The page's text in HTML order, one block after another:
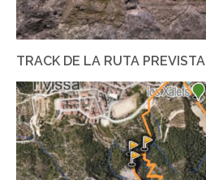
TRACK DE LA RUTA PREVISTA